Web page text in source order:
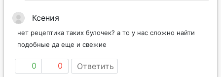
Ксения
нет рецептика таких булочек? а то у нас сложно найти
подобные да еще и свежие
0 0 Ответить